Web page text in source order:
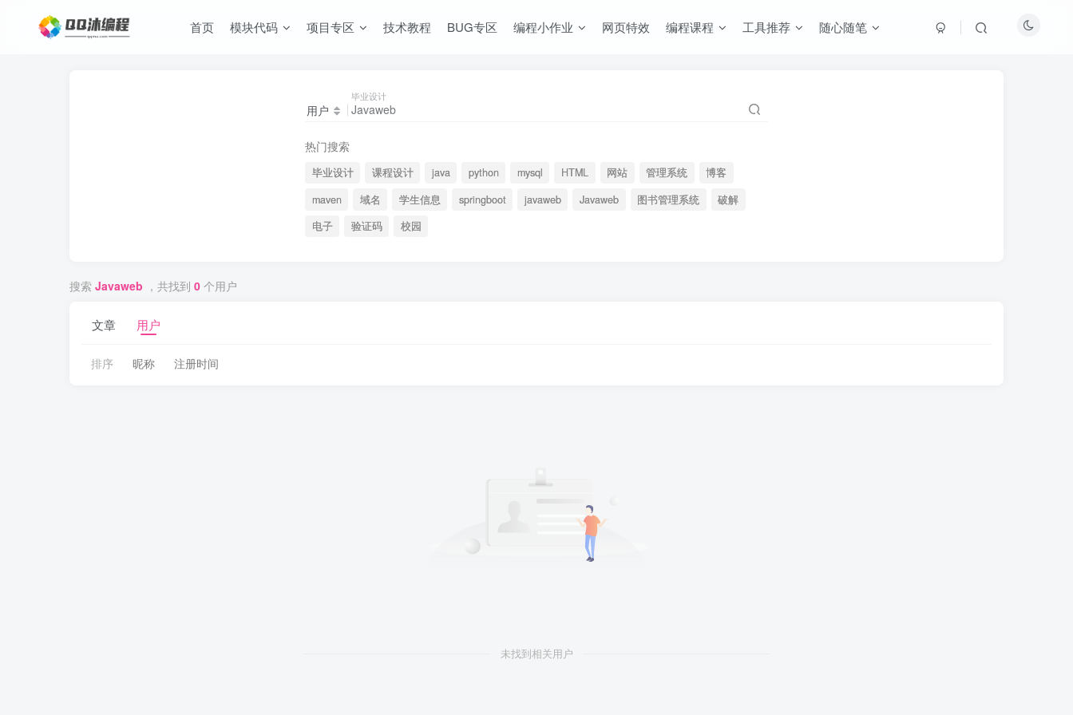
首页 模块代码 项目专区 技术教程 BUG专区 编程小作业 网页特效 编程课程 工具推荐 随心随笔
用户
毕业设计
热门搜索
毕业设计 课程设计 java python mysql HTML 网站 管理系统
博客
maven
域名 学生信息 springboot javaweb Javaweb 图书管理系统
破解
电子
验证码 校园
搜索 Javaweb ，共找到 0 个用户
文章 用户
排序 昵称 注册时间
未找到相关用户